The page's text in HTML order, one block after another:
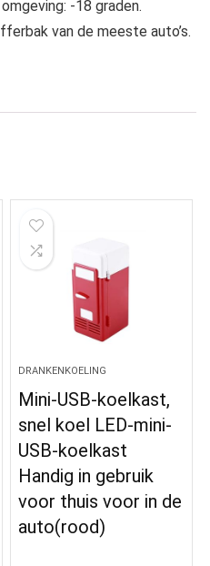
-18 graden.
van de meeste auto’s.
DRANKENKOELING
Mini-USB-koelkast,
snel koel LED-mini-
USB-koelkast
Handig in gebruik
voor thuis voor in de
auto(rood)